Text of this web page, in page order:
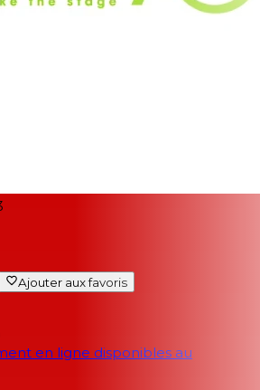
Ajouter aux favoris
en ligne disponibles au